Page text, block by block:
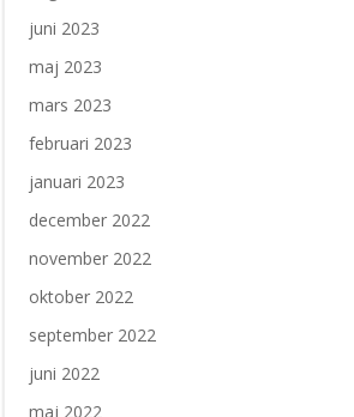
juni 2023
maj 2023
mars 2023
februari 2023
januari 2023
december 2022
november 2022
oktober 2022
september 2022
juni 2022
maj 2022